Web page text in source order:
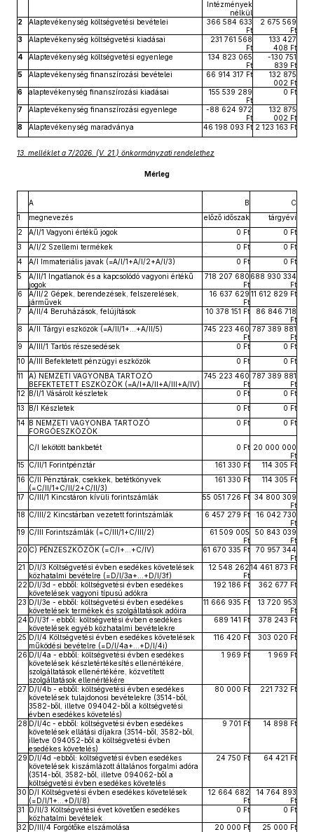
Intézmények
nélkül
2
Alaptevékenység költségvetési bevételei
366 584 633
Ft
2 675 569
Ft
3
Alaptevékenység költségvetési kiadásai
231 761 568
Ft
133 427
408 Ft
4
Alaptevékenység költségvetési egyenlege
134 823 065
Ft
-130 751
839 Ft
5
Alaptevékenység finanszírozási bevételei 66 914 317 Ft
132 875
002 Ft
6
alaptevékenység finanszírozási kiadásai
155 539 289
Ft
0 Ft
7 Alaptevékenység finanszírozási egyenlege
-88 624 972
Ft
132 875
002 Ft
8
Alaptevékenység maradványa 46 198 093 Ft 2 123 163 Ft
13. melléklet a 7/2026. (V. 21.) önkormányzati rendelethez
Mérleg
A B
C
1
megnevezés előző időszak
tárgyévi
2
A/I/1 Vagyoni értékű jogok 0 Ft
0 Ft
3
A/I/2 Szellemi termékek 0 Ft
0 Ft
4
A/I Immateriális javak (=A/I/1+A/I/2+A/I/3) 0 Ft
0 Ft
5
A/II/1 Ingatlanok és a kapcsolódó vagyoni értékű
jogok
718 207 680
Ft
688 930 334
Ft
6
A/II/2 Gépek, berendezések, felszerelések,
járművek
16 637 629
Ft
11 612 829 Ft
7 A/II/4 Beruházások, felújítások 10 378 151 Ft
86 846 718
Ft
8
A/II Tárgyi eszközök (=A/II/1+...+A/II/5)
745 223 460
Ft
787 389 881
Ft
9
A/III/1 Tartós részesedések 0 Ft
0 Ft
10 A/III Befektetett pénzügyi eszközök 0 Ft
0 Ft
11
A) NEMZETI VAGYONBA TARTOZÓ
BEFEKTETETT ESZKÖZÖK (=A/I+A/II+A/III+A/IV)
745 223 460
Ft
787 389 881
Ft
12 B/I/1 Vásárolt készletek 0 Ft
0 Ft
13
B/I Készletek 0 Ft
0 Ft
14 B NEMZETI VAGYONBA TARTOZÓ
FORGÓESZKÖZÖK
0 Ft 0 Ft
C/I lekötött bankbetét 0 Ft 20 000 000
Ft
15
C/II/1 Forintpénztár 161 330 Ft
114 305 Ft
16 C/II Pénztárak, csekkek, betétkönyvek
(=C/II/1+C/II/2+C/II/3)
161 330 Ft 114 305 Ft
17 C/III/1 Kincstáron kívüli forintszámlák 55 051 726 Ft 34 800 309
Ft
18 C/III/2 Kincstárban vezetett forintszámlák 6 457 279 Ft
16 042 730
Ft
19 C/III Forintszámlák (=C/III/1+C/III/2)
61 509 005
Ft
50 843 039
Ft
20 C) PÉNZESZKÖZÖK (=C/I+…+C/IV) 61 670 335 Ft
70 957 344
Ft
21 D/I/3 Költségvetési évben esedékes követelések
közhatalmi bevételre (=D/I/3a+…+D/I/3f)
12 548 262
Ft
14 461 873 Ft
22 D/I/3d - ebből: költségvetési évben esedékes
követelések vagyoni típusú adókra
192 186 Ft 362 677 Ft
23 D/I/3e - ebből: költségvetési évben esedékes
követelések termékek és szolgáltatások adóira
11 666 935 Ft
13 720 953
Ft
24 D/I/3f - ebből: költségvetési évben esedékes
követelések egyéb közhatalmi bevételekre
689 141 Ft 378 243 Ft
25 D/I/4 Költségvetési évben esedékes követelések
működési bevételre (=D/I/4a+…+D/I/4i)
116 420 Ft 303 020 Ft
26 D/I/4a - ebből: költségvetési évben esedékes
követelések készletértékesítés ellenértékére,
szolgáltatások ellenértékére, közvetített
szolgáltatások ellenértékére
1 969 Ft 1 969 Ft
27 D/I/4b - ebből: költségvetési évben esedékes
követelések tulajdonosi bevételekre (3514-ből,
3582-ből, illetve 094042-ből a költségvetési
évben esedékes követelés)
80 000 Ft 221 732 Ft
28 D/I/4c - ebből: költségvetési évben esedékes
követelések ellátási díjakra (3514-ből, 3582-ből,
illetve 094052-ből a költségvetési évben
esedékes követelés)
9 701 Ft 14 898 Ft
29 D/I/4d -ebből: költségvetési évben esedékes
követelések kiszámlázott általános forgalmi adóra
(3514-ből, 3582-ből, illetve 094062-ből a
költségvetési évben esedékes követelés
24 750 Ft 64 421 Ft
30 D/I Költségvetési évben esedékes követelések
(=D/I/1+…+D/I/8)
12 664 682
Ft
14 764 893
Ft
31
D/II/3 Költségvetési évet követően esedékes
közhatalmi bevételek
0 Ft 0 Ft
32 D/III/4 Forgótőke elszámolása 20 000 Ft
25 000 Ft